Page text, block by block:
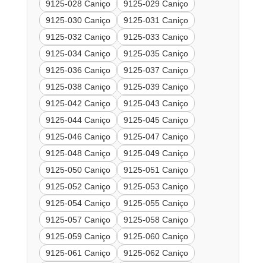
9125-028 Caniço
9125-029 Caniço
9125-030 Caniço
9125-031 Caniço
9125-032 Caniço
9125-033 Caniço
9125-034 Caniço
9125-035 Caniço
9125-036 Caniço
9125-037 Caniço
9125-038 Caniço
9125-039 Caniço
9125-042 Caniço
9125-043 Caniço
9125-044 Caniço
9125-045 Caniço
9125-046 Caniço
9125-047 Caniço
9125-048 Caniço
9125-049 Caniço
9125-050 Caniço
9125-051 Caniço
9125-052 Caniço
9125-053 Caniço
9125-054 Caniço
9125-055 Caniço
9125-057 Caniço
9125-058 Caniço
9125-059 Caniço
9125-060 Caniço
9125-061 Caniço
9125-062 Caniço